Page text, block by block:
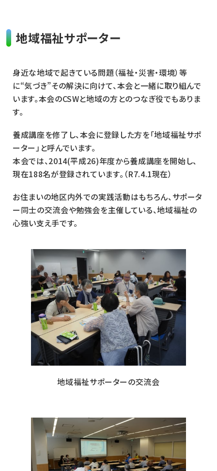
地域福祉サポーター
身近な地域で起きている問題（福祉・災害・環境）等
に“気づき”その解決に向けて、本会と一緒に取り組んで
います。本会のCSWと地域の方とのつなぎ役でもありま
す。
養成講座を修了し、本会に登録した方を「地域福祉サポ
ーター」と呼んでいます。
本会では、2014(平成26)年度から養成講座を開始し、
現在188名が登録されています。（R7.4.1現在）
お住まいの地区内外での実践活動はもちろん、サポータ
ー同士の交流会や勉強会を主催している、地域福祉の
心強い支え手です。
地域福祉サポーターの交流会